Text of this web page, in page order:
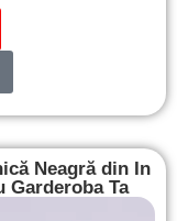
Neagră din In
Garderoba Ta